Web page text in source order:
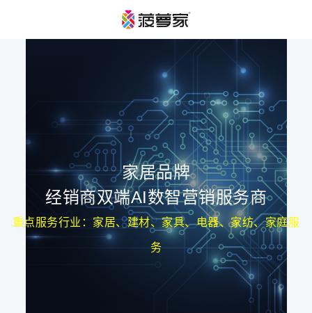
家居品牌
经销商双端AI数智营销服务商
重点服务行业：家居、建材、家具、电器、家纺、家庭服
务